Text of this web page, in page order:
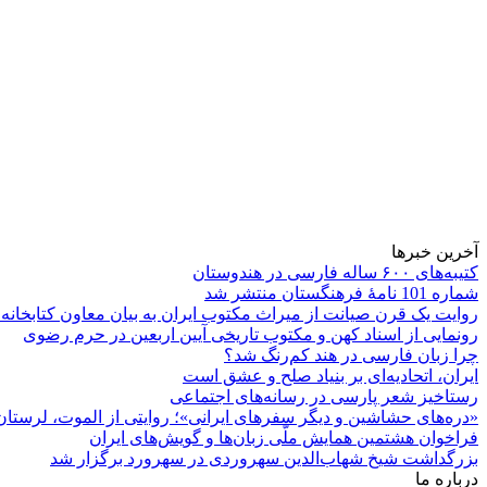
آخرین خبرها
کتیبه‌های ۶۰۰ ساله فارسی در هندوستان
شماره 101 نامۀ فرهنگستان منتشر شد
روایت یک قرن صیانت از میراث مکتوب ایران به بیان معاون
رونمایی از اسناد کهن و مکتوب تاریخی آیین اربعین در حرم رضوی
چرا زبان فارسی در هند کم‌رنگ شد؟
ایران، اتحادیه‌ای بر بنیاد صلح و عشق است
رستاخیز شعر پارسی در رسانه‌های اجتماعی
«دره‌های حشاشین و دیگر سفرهای ایرانی»؛ روایتی از الموت، لرستان
فراخوان هشتمین همایش ملّی زبان‌ها و گویش‌های ایران
بزرگداشت شیخ شهاب‌الدین سهروردی در سهرورد برگزار شد
درباره ما